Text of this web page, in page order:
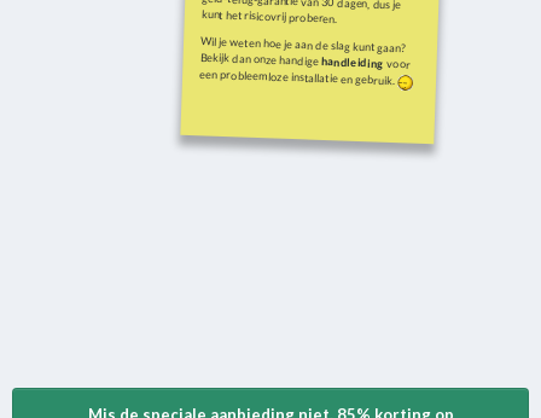
kunt het risicovrij proberen.
Wil je weten hoe je aan de slag kunt gaan?
Bekijk dan onze handigehandleiding voor
een probleemloze installatie en gebruik.